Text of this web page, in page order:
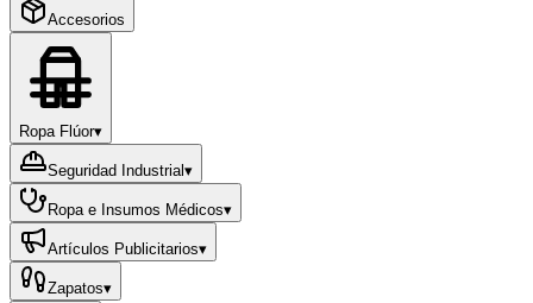
Accesorios
Ropa Flúor▾
Seguridad Industrial ▾
Ropa e Insumos Médicos▾
Artículos Publicitarios▾
Zapatos▾